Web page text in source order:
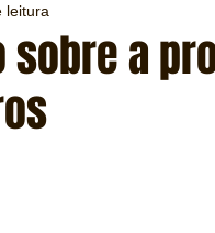
Máquinas e Equipamentos
sobre a
leitura